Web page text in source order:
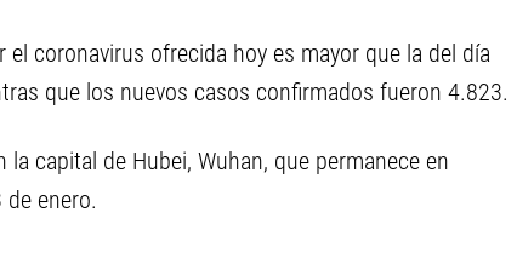
coronavirus ofrecida hoy es mayor que la del día
que los nuevos casos confirmados fueron 4.823.
capital de Hubei, Wuhan, que permanece en
enero.